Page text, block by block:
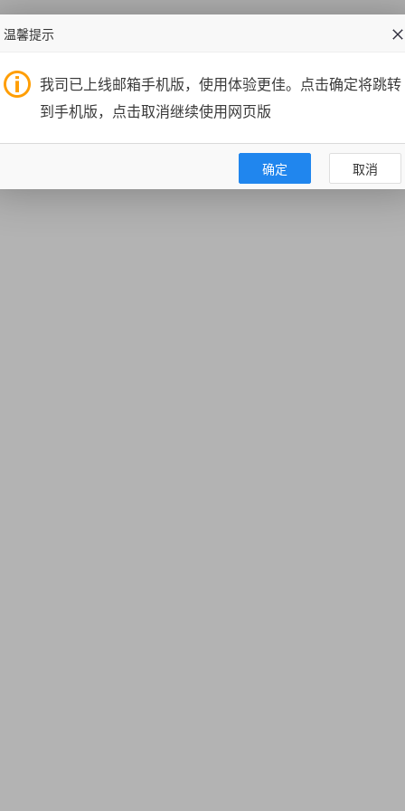
温馨提示
我司已上线邮箱手机版，使用体验更佳。点击确定将跳转
到手机版，点击取消继续使用网页版
确定 取消